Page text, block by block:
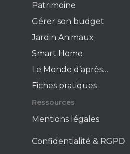
Patrimoine
Gérer son budget
Jardin Animaux
Smart Home
Le Monde d’après…
Fiches pratiques
Ressources
Mentions légales
Confidentialité & RGPD